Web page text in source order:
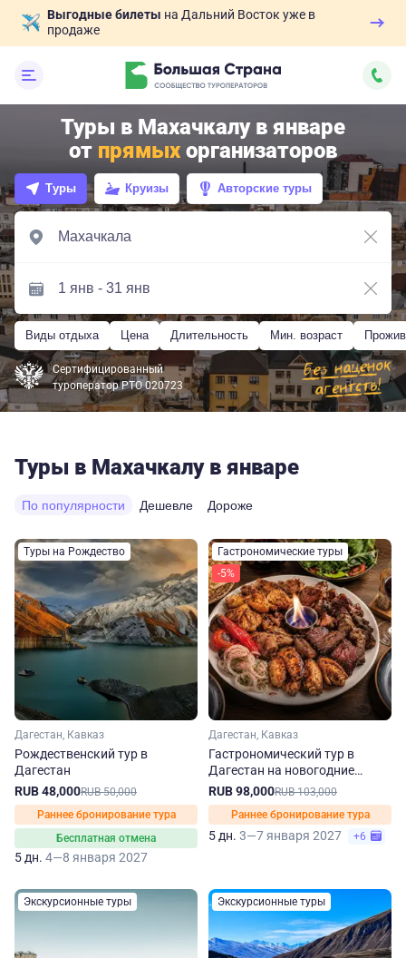
Выгодные билеты на Дальний Восток уже в
продаже
Туры в Махачкалу в январе
от прямых организаторов
Туры Круизы Авторские туры
Виды отдыха Цена Длительность Мин. возраст
Сертифицированный
туроператор РТО 020723
Туры в Махачкалу в январе
По популярности Дешевле Дороже
Туры на Рождество
Дагестан, Кавказ
Рождественский тур в
Дагестан
RUB 48,000RUB 50,000
Раннее бронирование тура
Бесплатная отмена
5 дн. 4—8 января 2027
Гастрономические туры
-5%
Дагестан, Кавказ
Гастрономический тур в
Дагестан на новогодние
праздники
RUB 98,000RUB 103,000
Раннее бронирование тура
5 дн. 3—7 января 2027 +6
Экскурсионные туры Экскурсионные туры